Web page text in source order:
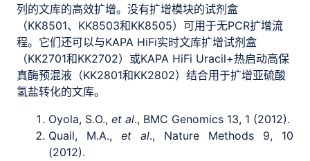
列的文库的高效扩增。没有扩增模块的试剂盒
（KK8501、KK8503和KK8505）可用于无PCR扩增流
程。它们还可以与KAPA HiFi实时文库扩增试剂盒
（KK2701和KK2702）或KAPA HiFi Uracil+热启动高保
真酶预混液（KK2801和KK2802）结合用于扩增亚硫酸
氢盐转化的文库。
Oyola, S.O., et al., BMC Genomics 13, 1 (2012).
Quail, M.A., et al., Nature Methods 9, 10
(2012).